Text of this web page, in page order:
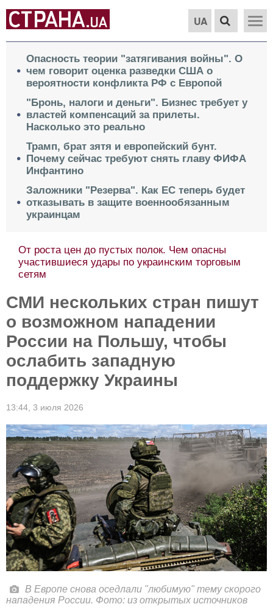
UA
Опасность теории "затягивания войны". О
чем говорит оценка разведки США о
вероятности конфликта РФ с Европой
"Бронь, налоги и деньги". Бизнес требует у
властей компенсаций за прилеты.
Насколько это реально
Трамп, брат зятя и европейский бунт.
Почему сейчас требуют снять главу ФИФА
Инфантино
Заложники "Резерва". Как ЕС теперь будет
отказывать в защите военнообязанным
украинцам
От роста цен до пустых полок. Чем опасны
участившиеся удары по украинским торговым
сетям
СМИ нескольких стран пишут
о возможном нападении
России на Польшу, чтобы
ослабить западную
поддержку Украины
13:44, 3 июля 2026
В Европе снова оседлали "любимую" тему скорого
нападения России. Фото: из открытых источников